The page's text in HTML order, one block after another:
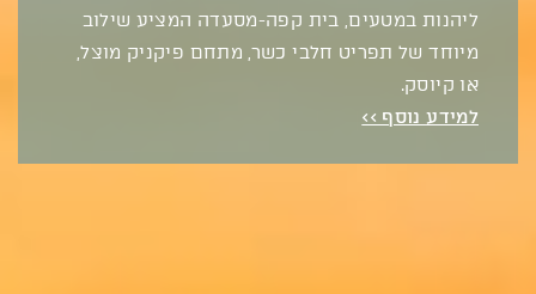
ליהנות במטעים, בית קפה-מסעדה המציע שילוב
מיוחד של תפריט חלבי כשר, מתחם פיקניק מוצל,
או קיוסק.
למידע נוסף >>